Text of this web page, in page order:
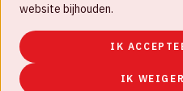
website bijhouden.
IK
IK